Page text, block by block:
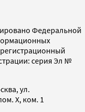
Федеральной
серия Эл №
ул.
X, ком. 1